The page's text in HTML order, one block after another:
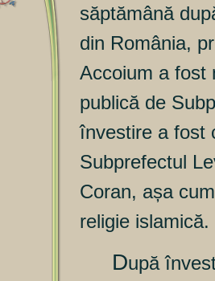
săptămână
din România,
Accoium a fost
publică de
învestire a fost
Subprefectul
Coran, așa
religie islamică.
După